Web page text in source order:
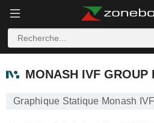
MONASH IVF GROUP
Graphique Statique Monash